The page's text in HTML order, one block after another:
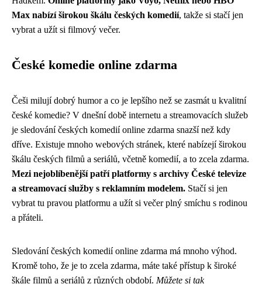
Max nabízí širokou škálu českých komedií, takže si stačí jen
vybrat a užít si filmový večer.
České komedie online zdarma
Češi milují dobrý humor a co je lepšího než se zasmát u kvalitní
české komedie? V dnešní době internetu a streamovacích služeb
je sledování českých komedií online zdarma snazší než kdy
dříve. Existuje mnoho webových stránek, které nabízejí širokou
škálu českých filmů a seriálů, včetně komedií, a to zcela zdarma.
Mezi nejoblíbenější patří platformy s archivy České televize
a streamovací služby s reklamním modelem. Stačí si jen
vybrat tu pravou platformu a užít si večer plný smíchu s rodinou
a přáteli.
Sledování českých komedií online zdarma má mnoho výhod.
Kromě toho, že je to zcela zdarma, máte také přístup k široké
škále filmů a seriálů z různých období. Můžete si tak